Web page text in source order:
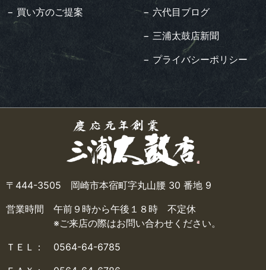
− 買い方のご提案
− 六代目ブログ
− 三浦太鼓店新聞
− プライバシーポリシー
〒444-3505 岡崎市本宿町字丸山腰 30 番地 9
営業時間 午前９時から午後１８時 不定休
※ご来店の際はお問い合わせください。
ＴＥＬ： 0564-64-6785